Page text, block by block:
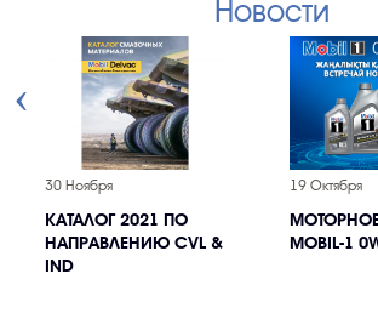
Новости
30 Ноября
КАТАЛОГ 2021 ПО
НАПРАВЛЕНИЮ CVL &
IND
19 Октября
MOBIL-1